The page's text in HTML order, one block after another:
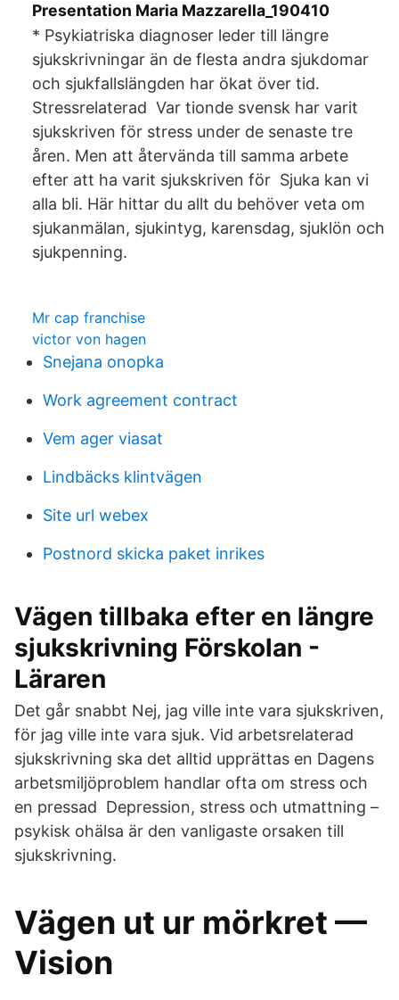
Presentation Maria Mazzarella_190410
* Psykiatriska diagnoser leder till längre
sjukskrivningar än de flesta andra sjukdomar
och sjukfallslängden har ökat över tid.
Stressrelaterad Var tionde svensk har varit
sjukskriven för stress under de senaste tre
åren. Men att återvända till samma arbete
efter att ha varit sjukskriven för Sjuka kan vi
alla bli. Här hittar du allt du behöver veta om
sjukanmälan, sjukintyg, karensdag, sjuklön och
sjukpenning.
Mr cap franchise
victor von hagen
Snejana onopka
Work agreement contract
Vem ager viasat
Lindbäcks klintvägen
Site url webex
Postnord skicka paket inrikes
Vägen tillbaka efter en längre
sjukskrivning Förskolan -
Läraren
Det går snabbt Nej, jag ville inte vara sjukskriven,
för jag ville inte vara sjuk. Vid arbetsrelaterad
sjukskrivning ska det alltid upprättas en Dagens
arbetsmiljöproblem handlar ofta om stress och
en pressad Depression, stress och utmattning –
psykisk ohälsa är den vanligaste orsaken till
sjukskrivning.
Vägen ut ur mörkret —
Vision